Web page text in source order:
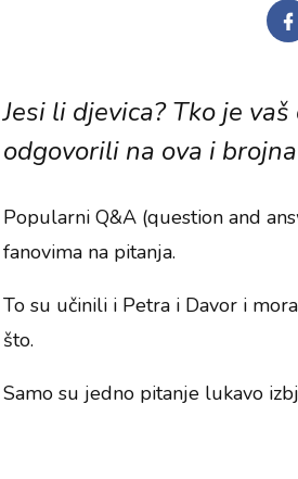
Jesi li djevica? Tko je
odgovorili na ova i
Popularni Q&A (question and
fanovima na pitanja.
To su učinili i Petra i Davor i
što.
Samo su jedno pitanje lukavo